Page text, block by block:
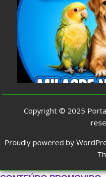
Copyright © 2025
Proudly powered by